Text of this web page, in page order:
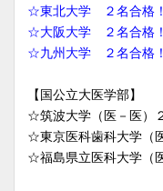
☆東北大学 ２名合格！
☆大阪大学 ２名合格！
☆九州大学 ２名合格！
【国公立大医学部】
☆筑波大学（医－医）
☆東京医科歯科大学（
☆福島県立医科大学（